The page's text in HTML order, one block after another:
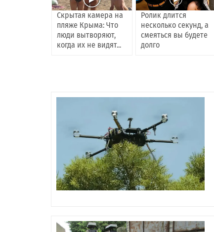
Скрытая камера на
пляже Крыма: Что
люди вытворяют,
когда их не видят...
Ролик длится
несколько секунд, а
смеяться вы будете
долго